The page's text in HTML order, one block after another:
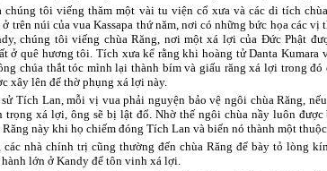
chúng tôi viếng thăm một vài tu viện cổ xưa và các di tích
trên núi của vua Kassapa thứ năm, nơi có những bức họa các vị
chúng tôi viếng chùa Răng, nơi một xá lợi của Đức Phật
ở quê hương tôi. Tích xưa kể rằng khi hoàng tử Danta Kumara
chúa thắt tóc mình lại thành bím và giấu răng xá lợi trong
xây lên để thờ phụng xá lợi này.
Tích Lan, mỗi vị vua phải nguyện bảo vệ ngôi chùa Răng,
trọng xá lợi, ông sẽ bị lật đổ. Nhờ thế ngôi chùa nầy luôn
này khi họ chiếm đóng Tích Lan và biến nó thành một
các nhà chính trị cũng thường đến chùa Răng để bày tỏ lòng
lớn ở Kandy để tôn vinh xá lợi.